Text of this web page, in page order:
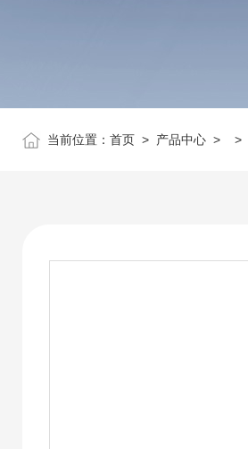
当前位置： 首页 > 产品中心 > >